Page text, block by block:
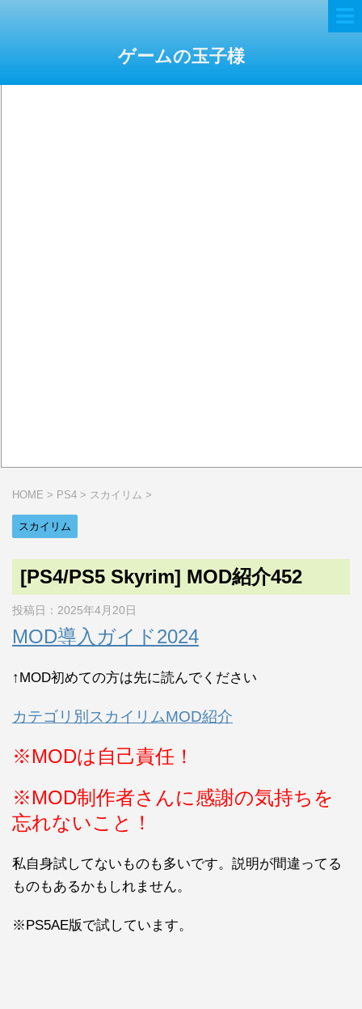
ゲームの玉子様
HOME > PS4 > スカイリム >
スカイリム
[PS4/PS5 Skyrim] MOD紹介452
投稿日： 2025年4月20日
MOD導入ガイド2024
↑MOD初めての方は先に読んでください
カテゴリ別スカイリムMOD紹介
※MODは自己責任！
※MOD制作者さんに感謝の気持ちを
忘れないこと！
私自身試してないものも多いです。説明が間違ってる
ものもあるかもしれません。
※PS5AE版で試しています。